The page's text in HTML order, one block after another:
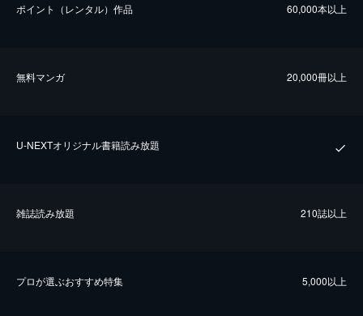
ポイント（レンタル）作品 60,000本以上
無料マンガ 20,000冊以上
U-NEXTオリジナル書籍読み放題
雑誌読み放題 210誌以上
プロが選ぶおすすめ特集 5,000以上